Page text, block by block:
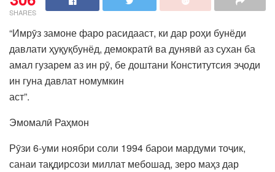
SHARES
“Имрӯз замоне фаро расидааст, ки дар роҳи бунёди
давлати ҳуқуқбунёд, демократӣ ва дунявӣ аз сухан ба
амал гузарем аз ин рӯ, бе доштани Конститутсия эҷоди
ин гуна давлат номумкин
аст”.
Эмомалӣ Раҳмон
Рӯзи 6-уми ноябри соли 1994 барои мардуми тоҷик,
санаи тақдирсози миллат мебошад, зеро маҳз дар